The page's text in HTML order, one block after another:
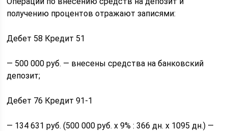
получению процентов отражают записями:
Дебет 58 Кредит 51
— 500 000 руб. — внесены средства на банковский
депозит;
Дебет 76 Кредит 91-1
— 134 631 руб. (500 000 руб. х 9% : 366 дн. х 1095 дн.) —